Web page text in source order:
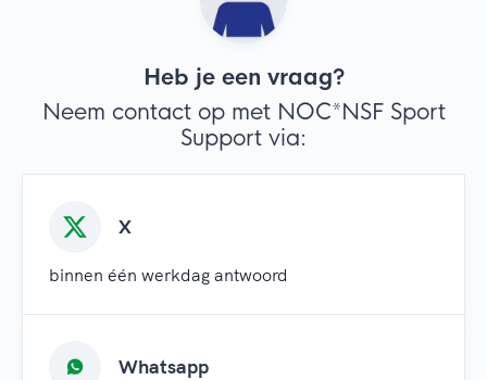
Heb je een vraag?
Neem contact op met NOC*NSF Sport
Support via:
X
binnen één werkdag antwoord
Whatsapp